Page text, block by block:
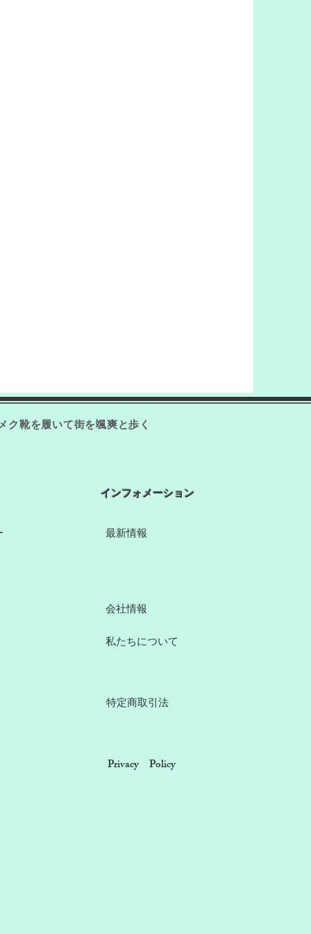
靴を履いて街を颯爽と歩く
​インフォメーション
​最新情報
​会社情報
​私たちについて
​特定商取引法
​Privacy Policy